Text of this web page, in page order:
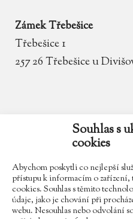
Souhlas s
cookies
Abychom poskytli co nejlepší
přístupu k informacím o
cookies. Souhlas s těmito
údaje, jako je chování při
webu. Nesouhlas nebo odvolání
Zámek Třebešice
Třebešice 1
257 26 Třebešice u
602 354 467
Najdete nás na